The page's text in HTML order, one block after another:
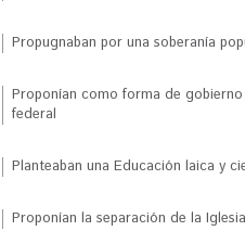
Propugnaban por una soberanía
Proponían como forma de gobierno
federal
Planteaban una Educación laica y
Proponían la separación de la